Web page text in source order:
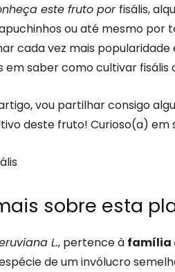
este fruto por fisális,
ou até mesmo por
cada vez mais
em saber como cultivar fisális
vou partilhar consigo
deste fruto! Curioso(a) em
sobre esta
L., pertence à família
de um invólucro